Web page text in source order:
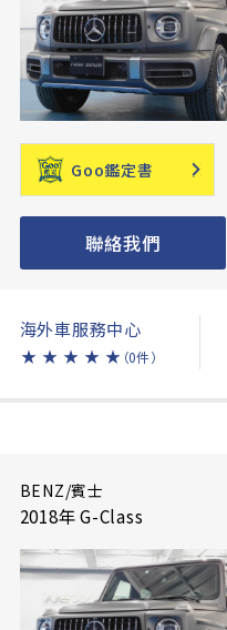
Goo鑑定書
聯絡我們
海外車服務中心
★ ★ ★ ★ ★ （0件）
BENZ/賓士
2018年 G-Class